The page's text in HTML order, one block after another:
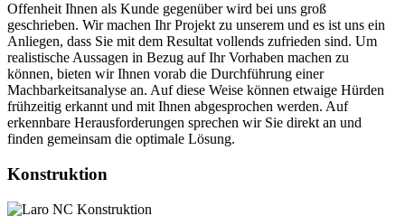
Offenheit Ihnen als Kunde gegenüber wird bei uns groß
geschrieben. Wir machen Ihr Projekt zu unserem und es ist uns ein
Anliegen, dass Sie mit dem Resultat vollends zufrieden sind. Um
realistische Aussagen in Bezug auf Ihr Vorhaben machen zu
können, bieten wir Ihnen vorab die Durchführung einer
Machbarkeitsanalyse an. Auf diese Weise können etwaige Hürden
frühzeitig erkannt und mit Ihnen abgesprochen werden. Auf
erkennbare Herausforderungen sprechen wir Sie direkt an und
finden gemeinsam die optimale Lösung.
Konstruktion